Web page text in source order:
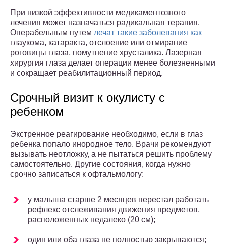
При низкой эффективности медикаментозного
лечения может назначаться радикальная терапия.
Операбельным путем лечат такие заболевания как
глаукома, катаракта, отслоение или отмирание
роговицы глаза, помутнение хрусталика. Лазерная
хирургия глаза делает операции менее болезненными
и сокращает реабилитационный период.
Срочный визит к окулисту с
ребенком
Экстренное реагирование необходимо, если в глаз
ребенка попало инородное тело. Врачи рекомендуют
вызывать неотложку, а не пытаться решить проблему
самостоятельно. Другие состояния, когда нужно
срочно записаться к офтальмологу:
у малыша старше 2 месяцев перестал работать
рефлекс отслеживания движения предметов,
расположенных недалеко (20 см);
один или оба глаза не полностью закрываются;